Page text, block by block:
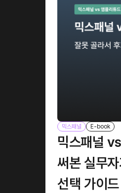
믹스패널 E-book
믹스패널
써본 실무
선택 가이드